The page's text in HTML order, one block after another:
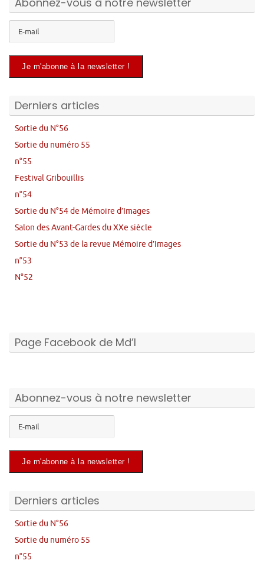
Derniers articles
Sortie du N°56
Sortie du numéro 55
n°55
Festival Gribouillis
n°54
Sortie du N°54 de Mémoire d’Images
Salon des Avant-Gardes du XXe siècle
Sortie du N°53 de la revue Mémoire d’Images
n°53
N°52
Page Facebook de Md’I
Abonnez-vous à notre newsletter
Derniers articles
Sortie du N°56
Sortie du numéro 55
n°55